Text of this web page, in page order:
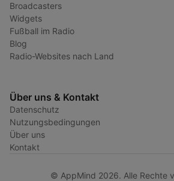
Broadcasters
Widgets
Fußball im Radio
Blog
Radio-Websites nach Land
Über uns & Kontakt
Datenschutz
Nutzungsbedingungen
Über uns
Kontakt
© AppMind 2026. Alle Rechte